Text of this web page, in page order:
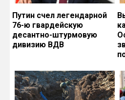
Путин счел легендарной
76-ю гвардейскую
десантно-штурмовую
дивизию ВДВ